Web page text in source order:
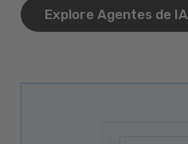
Explore Agentes de IA